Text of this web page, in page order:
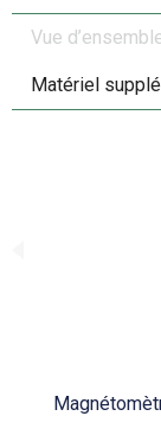
Vue
Matériel